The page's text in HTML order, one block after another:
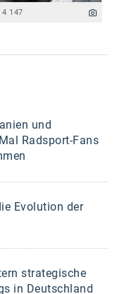
4 147
und
Radsport-Fans
Evolution der
strategische
in Deutschland